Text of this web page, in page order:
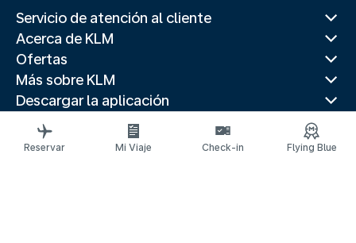
Servicio de atención al cliente
Acerca de KLM
Ofertas
Más sobre KLM
Descargar la aplicación
Páginas web relacionadas
Guías de viaje
Reservar Mi Viaje Check-in Flying Blue